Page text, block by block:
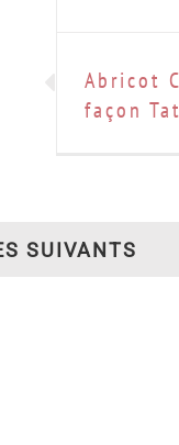
Abricot
façon
SUIVANTS